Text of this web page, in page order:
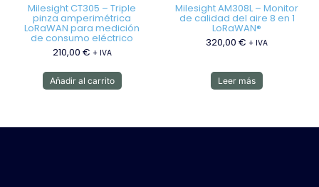
Milesight CT305 – Triple
pinza amperimétrica
LoRaWAN para medición
de consumo eléctrico
210,00 € + IVA
Añadir al carrito
Milesight AM308L – Monitor
de calidad del aire 8 en 1
LoRaWAN®
320,00€ + IVA
Leer más